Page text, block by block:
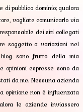
di pubblico dominio; qualora
vogliate comunicarlo via
dei siti collegati
soggetto a variazioni nel
sono frutto della mia
opinioni espresse sono da
da me. Nessuna azienda
opinione non è influenzata
le aziende inviassero